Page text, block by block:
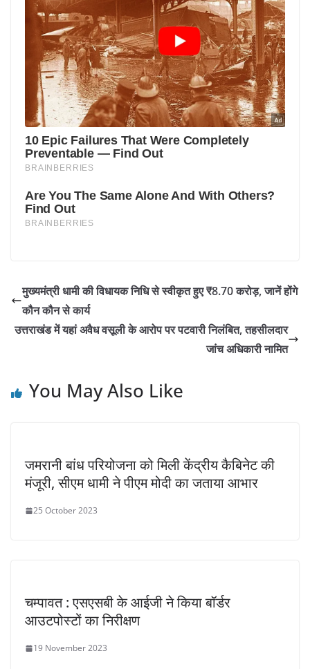
मुख्यमंत्री धामी की विधायक निधि से स्वीकृत हुए ₹8.70 करोड़, जानें होंगे
कौन कौन से कार्य
उत्तराखंड में यहां अवैध वसूली के आरोप पर पटवारी निलंबित, तहसीलदार
जांच अधिकारी नामित
You May Also Like
जमरानी बांध परियोजना को मिली केंद्रीय कैबिनेट की
मंजूरी, सीएम धामी ने पीएम मोदी का जताया आभार
25 October 2023
चम्पावत : एसएसबी के आईजी ने किया बॉर्डर
आउटपोस्टों का निरीक्षण
19 November 2023